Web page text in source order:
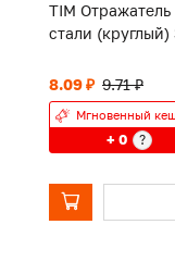
TIM
стали
8.09 ₽ 9.71 ₽
Мгновенный
+ 0 ?